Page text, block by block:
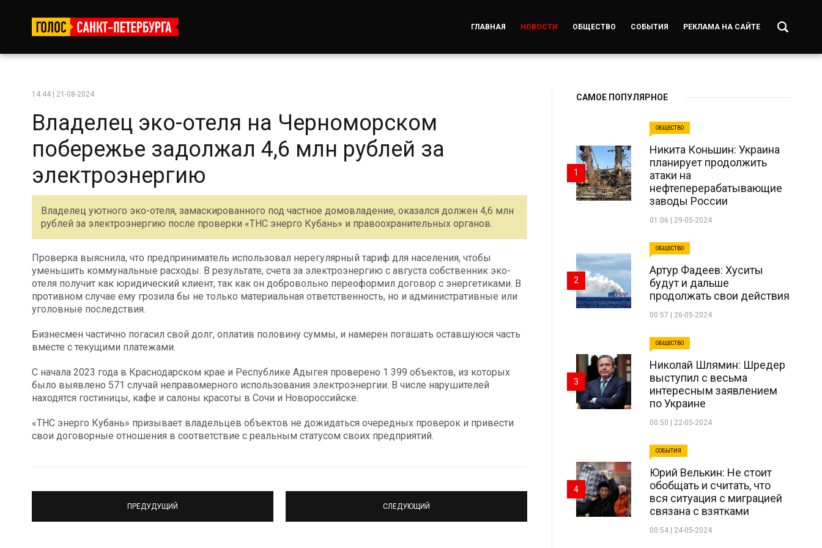
ГЛАВНАЯ НОВОСТИ ОБЩЕСТВО СОБЫТИЯ РЕКЛАМА НА САЙТЕ
14:44 | 21-08-2024
Владелец эко-отеля на Черноморском
побережье задолжал 4,6 млн рублей за
электроэнергию
Владелец уютного эко-отеля, замаскированного под частное домовладение, оказался должен 4,6 млн
рублей за электроэнергию после проверки «ТНС энерго Кубань» и правоохранительных органов.
Проверка выяснила, что предприниматель использовал нерегулярный тариф для населения, чтобы
уменьшить коммунальные расходы. В результате, счета за электроэнергию с августа собственник эко-
отеля получит как юридический клиент, так как он добровольно переоформил договор с энергетиками. В
противном случае ему грозила бы не только материальная ответственность, но и административные или
уголовные последствия.
Бизнесмен частично погасил свой долг, оплатив половину суммы, и намерен погашать оставшуюся часть
вместе с текущими платежами.
С начала 2023 года в Краснодарском крае и Республике Адыгея проверено 1 399 объектов, из которых
было выявлено 571 случай неправомерного использования электроэнергии. В числе нарушителей
находятся гостиницы, кафе и салоны красоты в Сочи и Новороссийске.
«ТНС энерго Кубань» призывает владельцев объектов не дожидаться очередных проверок и привести
свои договорные отношения в соответствие с реальным статусом своих предприятий.
ПРЕДУДУЩИЙ СЛЕДУЮЩИЙ
САМОЕ ПОПУЛЯРНОЕ
ОБЩЕСТВО
Никита Коньшин: Украина
планирует продолжить
атаки на
нефтеперерабатывающие
заводы России
01:06 | 29-05-2024
1
ОБЩЕСТВО
Артур Фадеев: Хуситы
будут и дальше
продолжать свои действия
00:57 | 26-05-2024
2
ОБЩЕСТВО
Николай Шлямин: Шредер
выступил с весьма
интересным заявлением
по Украине
00:50 | 22-05-2024
3
СОБЫТИЯ
Юрий Велькин: Не стоит
обобщать и считать, что
вся ситуация с миграцией
связана с взятками
00:54 | 24-05-2024
4